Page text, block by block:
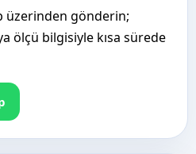
üzerinden gönderin;
ölçü bilgisiyle kısa sürede